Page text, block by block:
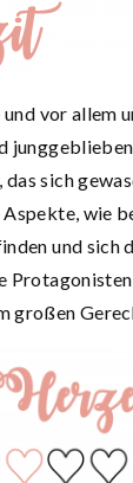
vor allem
sich
wie
und sich
großen